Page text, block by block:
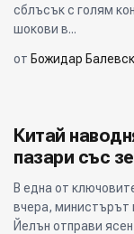
сблъсък с голям
шокови в...
от Божидар
Китай
пазари със
В една от
вчера, министърът
Йелън отправи